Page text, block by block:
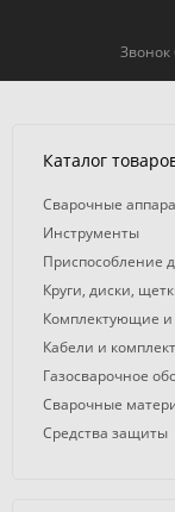
Звонок
Каталог
Сварочные
Инструменты
Приспособление
Круги, диски,
Комплектующие и
Кабели и
Газосварочное
Сварочные
Средства защиты